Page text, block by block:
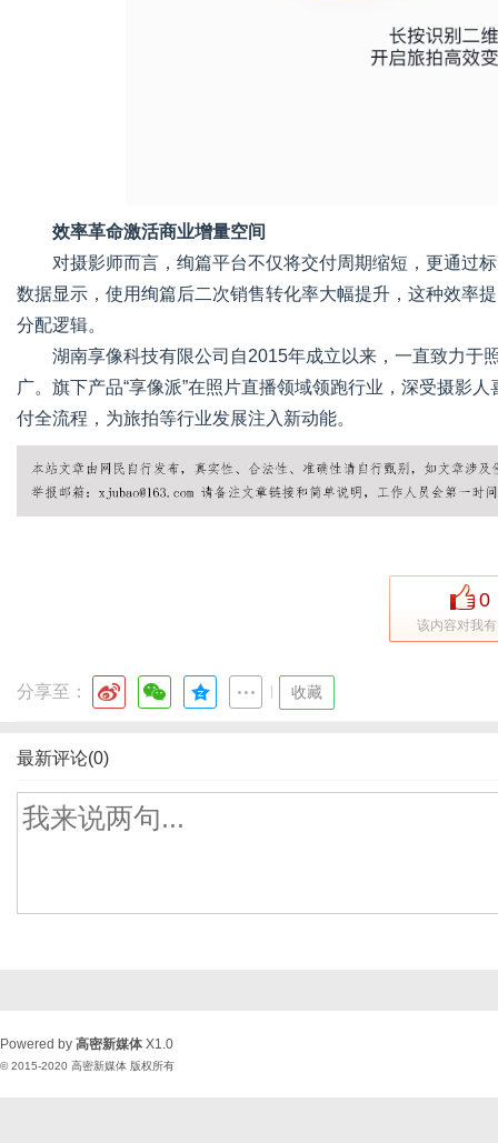
效率革命激活商业增量空间
对摄影师而言，绚篇平台不仅将交付周期缩短，更通过
数据显示，使用绚篇后二次销售转化率大幅提升，这种效率
分配逻辑。
湖南享像科技有限公司自2015年成立以来，一直致力于
广。旗下产品“享像派”在照片直播领域领跑行业，深受摄影
付全流程，为旅拍等行业发展注入新动能。
0
该内容对我
分享至： 收藏
最新评论(0)
Powered by 高密新媒体 X1.0
© 2015-2020 高密新媒体 版权所有